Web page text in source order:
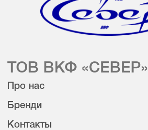
ТОВ ВКФ «СЕВЕР»
Про нас
Бренди
Контакты